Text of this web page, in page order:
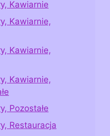
Kawiarnie
Kawiarnie,
Kawiarnie,
Kawiarnie,
Pozostałe
Restauracja